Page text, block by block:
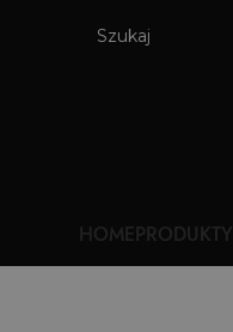
HOMEPRODUKTY